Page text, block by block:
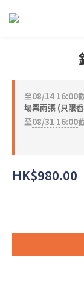
至08/14 16:00
場票兩張 (只限
至08/31 16:00
HK$980.00